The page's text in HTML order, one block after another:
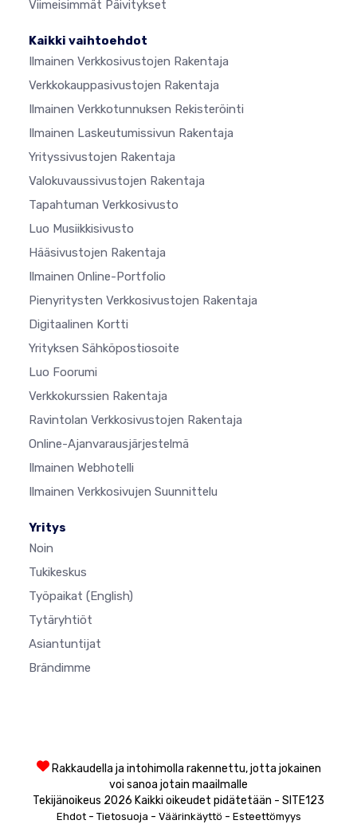
Viimeisimmät Päivitykset
Kaikki vaihtoehdot
Ilmainen Verkkosivustojen Rakentaja
Verkkokauppasivustojen Rakentaja
Ilmainen Verkkotunnuksen Rekisteröinti
Ilmainen Laskeutumissivun Rakentaja
Yrityssivustojen Rakentaja
Valokuvaussivustojen Rakentaja
Tapahtuman Verkkosivusto
Luo Musiikkisivusto
Hääsivustojen Rakentaja
Ilmainen Online-Portfolio
Pienyritysten Verkkosivustojen Rakentaja
Digitaalinen Kortti
Yrityksen Sähköpostiosoite
Luo Foorumi
Verkkokurssien Rakentaja
Ravintolan Verkkosivustojen Rakentaja
Online-Ajanvarausjärjestelmä
Ilmainen Webhotelli
Ilmainen Verkkosivujen Suunnittelu
Yritys
Noin
Tukikeskus
Työpaikat (English)
Tytäryhtiöt
Asiantuntijat
Brändimme
Rakkaudella ja intohimolla rakennettu, jotta jokainen
voi sanoa jotain maailmalle
Tekijänoikeus 2026 Kaikki oikeudet pidätetään - SITE123
Ehdot- Tietosuoja - Väärinkäyttö - Esteettömyys